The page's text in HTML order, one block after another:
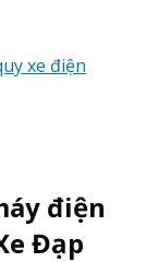
xe điện
điện
Đạp